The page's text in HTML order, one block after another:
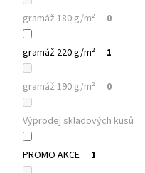
gramáž 180 g/m² 0
gramáž 220 g/m² 1
gramáž 190 g/m² 0
Výprodej skladových kusů
PROMO AKCE 1
DÁMSKÉ
TRIČKO,
150
G,
100%
BAVLNA,
PROJMUTÝ
STŘIH
85
Kč